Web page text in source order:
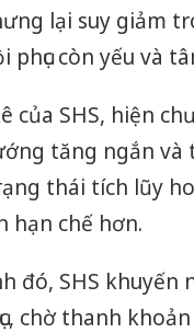
lại suy giảm
phục còn yếu và
của SHS, hiện
tăng ngắn và
thái tích lũy
hạn chế hơn.
đó, SHS
chờ thanh